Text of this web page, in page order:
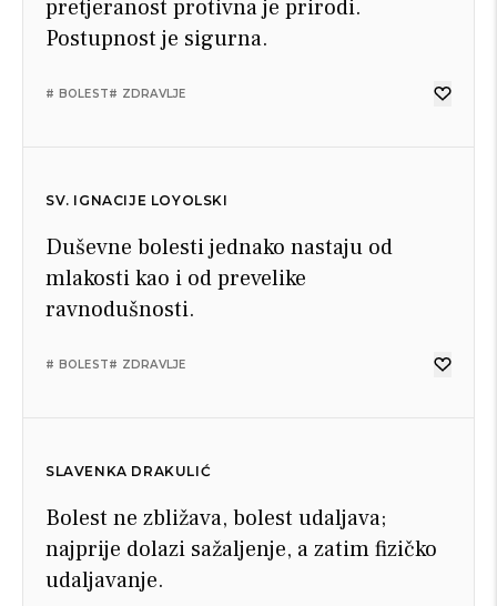
pretjeranost protivna je prirodi.
Postupnost je sigurna.
# BOLEST# ZDRAVLJE
SV. IGNACIJE LOYOLSKI
Duševne bolesti jednako nastaju od
mlakosti kao i od prevelike
ravnodušnosti.
# BOLEST# ZDRAVLJE
SLAVENKA DRAKULIĆ
Bolest ne zbližava, bolest udaljava;
najprije dolazi sažaljenje, a zatim fizičko
udaljavanje.